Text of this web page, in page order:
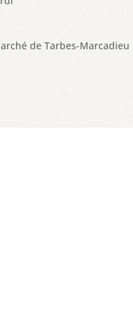
de Tarbes-Marcadieu